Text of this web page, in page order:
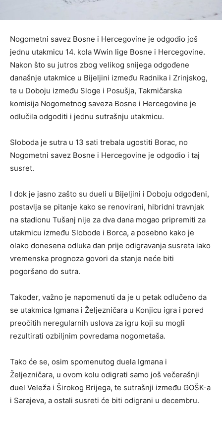
Nogometni savez Bosne i Hercegovine je odgodio još
jednu utakmicu 14. kola Wwin lige Bosne i Hercegovine.
Nakon što su jutros zbog velikog snijega odgođene
današnje utakmice u Bijeljini između Radnika i Zrinjskog,
te u Doboju između Sloge i Posušja, Takmičarska
komisija Nogometnog saveza Bosne i Hercegovine je
odlučila odgoditi i jednu sutrašnju utakmicu.
Sloboda je sutra u 13 sati trebala ugostiti Borac, no
Nogometni savez Bosne i Hercegovine je odgodio i taj
susret.
I dok je jasno zašto su dueli u Bijeljini i Doboju odgođeni,
postavlja se pitanje kako se renovirani, hibridni travnjak
na stadionu Tušanj nije za dva dana mogao pripremiti za
utakmicu između Slobode i Borca, a posebno kako je
olako donesena odluka dan prije odigravanja susreta iako
vremenska prognoza govori da stanje neće biti
pogoršano do sutra.
Također, važno je napomenuti da je u petak odlučeno da
se utakmica Igmana i Željezničara u Konjicu igra i pored
preočitih neregularnih uslova za igru koji su mogli
rezultirati ozbiljnim povredama nogometaša.
Tako će se, osim spomenutog duela Igmana i
Željezničara, u ovom kolu odigrati samo još večerašnji
duel Veleža i Širokog Brijega, te sutrašnji između GOŠK-a
i Sarajeva, a ostali susreti će biti odigrani u decembru.